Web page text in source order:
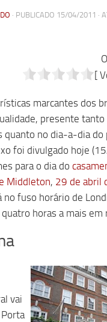
· PUBLICADO 15/04/2011 ·
[
marcantes dos
presente tanto
quanto no dia-a-dia do
foi divulgado hoje
para o dia do
Middleton, 29 de abril
no fuso horário de
horas a mais em
vai
Porta